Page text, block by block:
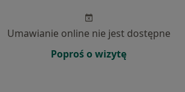
Umawianie online nie jest dostępne
Poproś o wizytę